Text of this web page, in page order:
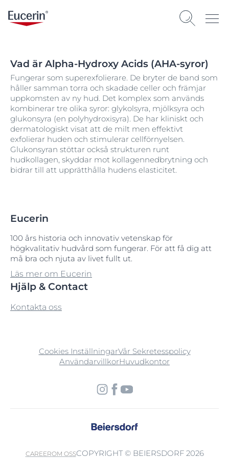
Vad är Alpha-Hydroxy Acids (AHA-syror)
Fungerar som superexfolierare. De bryter de band som
håller samman torra och skadade celler och främjar
uppkomsten av ny hud. Det komplex som används
kombinerar tre olika syror: glykolsyra, mjölksyra och
glukonsyra (en polyhydroxisyra). De har kliniskt och
dermatologiskt visat att de milt men effektivt
exfolierar huden och stimulerar cellförnyelsen.
Glukonsyran stöttar också strukturen runt
hudkollagen, skyddar mot kollagennedbrytning och
bidrar till att upprätthålla hudens elasticitet.
Eucerin
100 års historia och innovativ vetenskap för
högkvalitativ hudvård som fungerar. För att få dig att
må bra och njuta av livet fullt ut.
Läs mer om Eucerin
Hjälp & Contact
Kontakta oss
Cookies InställningarVår Sekretesspolicy
AnvändarvillkorHuvudkontor
CAREEROM OSSCOPYRIGHT © BEIERSDORF 2026